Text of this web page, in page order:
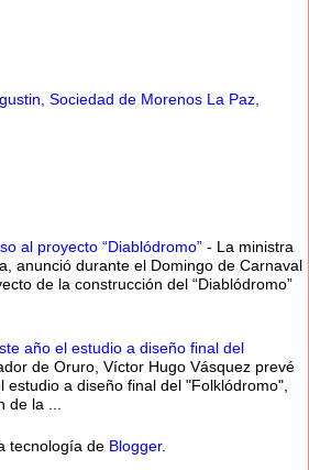
Sociedad de Morenos La Paz,
al proyecto “Diablódromo” - La ministra
anunció durante el Domingo de Carnaval
de la construcción del “Diablódromo”
año el estudio a diseño final del
de Oruro, Víctor Hugo Vásquez prevé
estudio a diseño final del "Folklódromo",
de la ...
tecnología de Blogger.